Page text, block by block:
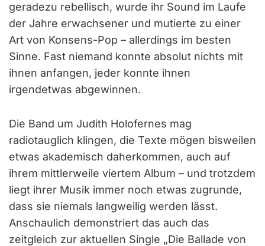
geradezu rebellisch, wurde ihr Sound im Laufe
der Jahre erwachsener und mutierte zu einer
Art von Konsens-Pop – allerdings im besten
Sinne. Fast niemand konnte absolut nichts mit
ihnen anfangen, jeder konnte ihnen
irgendetwas abgewinnen.
Die Band um Judith Holofernes mag
radiotauglich klingen, die Texte mögen bisweilen
etwas akademisch daherkommen, auch auf
ihrem mittlerweile viertem Album – und trotzdem
liegt ihrer Musik immer noch etwas zugrunde,
dass sie niemals langweilig werden lässt.
Anschaulich demonstriert das auch das
zeitgleich zur aktuellen Single „Die Ballade von